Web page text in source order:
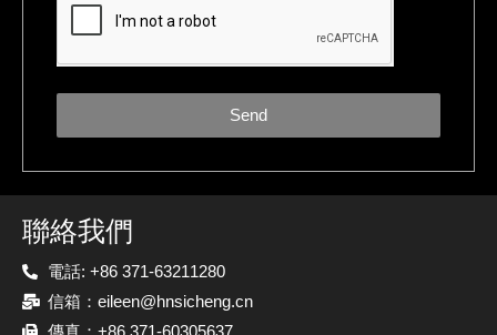
Send
聯絡我們
電話: +86 371-63211280
信箱：eileen@hnsicheng.cn
傳真：+86 371-60305637